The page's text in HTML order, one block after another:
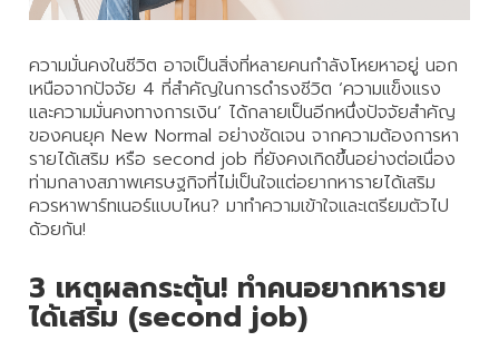
ยูไลฟ์
เพื่อน
เพื่อ
เปิด
โอกาส
สร้าง
รายได้
ธุรกิจ
ความมั่นคงในชีวิต อาจเป็นสิ่งที่หลายคนกำลังโหยหาอยู่ นอก
เหนือจากปัจจัย 4 ที่สำคัญในการดำรงชีวิต ‘ความแข็งแรง
และความมั่นคงทางการเงิน’ ได้กลายเป็นอีกหนึ่งปัจจัยสำคัญ
ของคนยุค New Normal อย่างชัดเจน จากความต้องการหา
รายได้เสริม หรือ second job ที่ยังคงเกิดขึ้นอย่างต่อเนื่อง
ท่ามกลางสภาพเศรษฐกิจที่ไม่เป็นใจแต่อยากหารายได้เสริม
ควรหาพาร์ทเนอร์แบบไหน? มาทำความเข้าใจและเตรียมตัวไป
ด้วยกัน!
3 เหตุผลกระตุ้น! ทำคนอยากหาราย
ได้เสริม (second job)